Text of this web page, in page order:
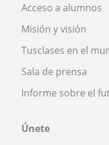
Acceso a alumnos
Misión y visión
Tusclases en el
Sala de prensa
Informe sobre el
Únete